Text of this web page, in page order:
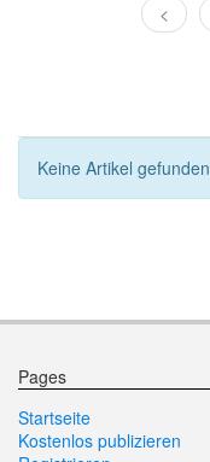
<
Keine Artikel gefunden
Pages
Startseite
Kostenlos publizieren